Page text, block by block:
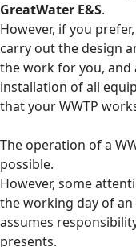
GreatWater E&S.
However, if you prefer,
carry out the design
the work for you,
installation of all
that your WWTP
The operation of a
possible.
However, some
the working day of
assumes
presents.